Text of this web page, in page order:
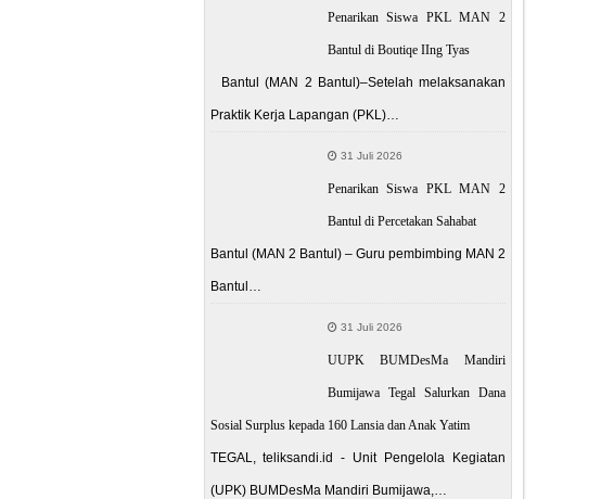
Penarikan Siswa PKL MAN 2
Bantul di Boutiqe IIng Tyas
Bantul (MAN 2 Bantul)–Setelah melaksanakan
Praktik Kerja Lapangan (PKL)…
31 Juli 2026
Penarikan Siswa PKL MAN 2
Bantul di Percetakan Sahabat
Bantul (MAN 2 Bantul) – Guru pembimbing MAN 2
Bantul…
31 Juli 2026
UUPK BUMDesMa Mandiri
Bumijawa Tegal Salurkan Dana
Sosial Surplus kepada 160 Lansia dan Anak Yatim
TEGAL, teliksandi.id - Unit Pengelola Kegiatan
(UPK) BUMDesMa Mandiri Bumijawa,…